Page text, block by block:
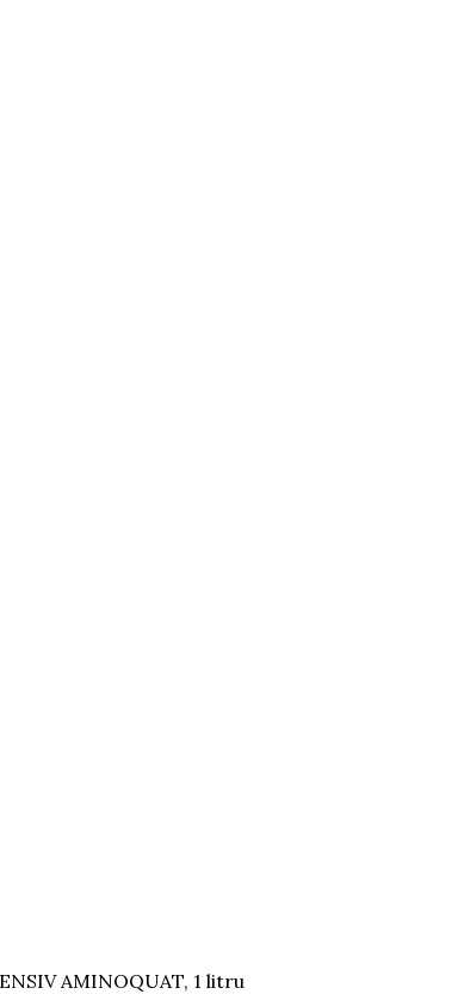
AMINOQUAT, 1 litru